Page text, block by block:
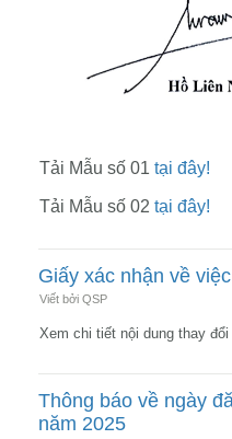
Tải Mẫu số 01 tại đây!
Tải Mẫu số 02 tại đây!
Giấy xác nhận về
Viết bởi QSP
Xem chi tiết nội dung thay đổi
Thông báo về ngày
năm 2025